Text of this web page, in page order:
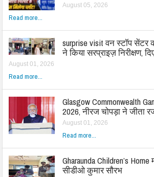
August 05, 2026
Read more...
surprise visit वन स्टॉप सेंटर
ने किया सरप्राइज़ निरीक्षण,
August 01, 2026
Read more...
Glasgow Commonwealth
2026, नीरज चोपड़ा ने जीता
August 01, 2026
Read more...
Gharaunda Children’s
सीडीओ कुमार सौरभ